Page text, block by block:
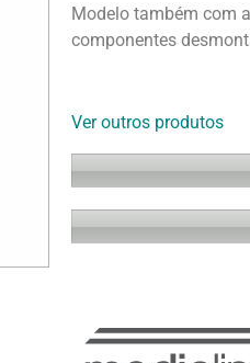
Modelo também com
componentes
Ver outros produtos